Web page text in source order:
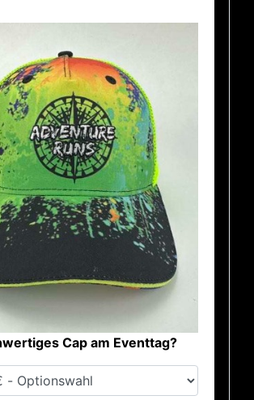
Cap am Eventtag?